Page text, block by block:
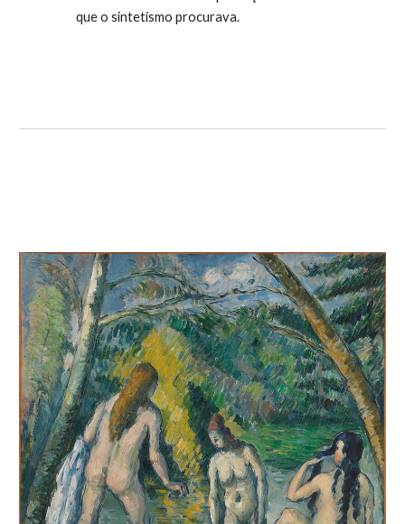
que o sintetismo procurava.